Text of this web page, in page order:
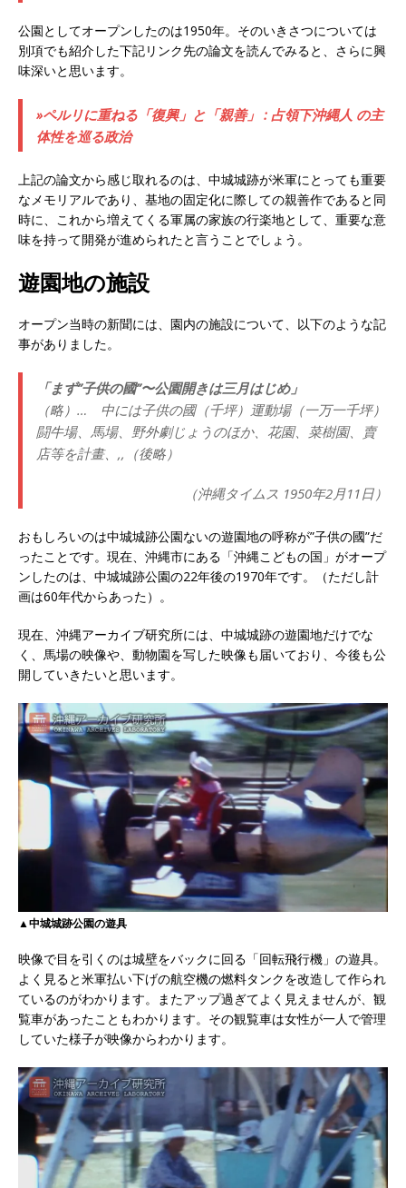
公園としてオープンしたのは1950年。そのいきさつについては
別項でも紹介した下記リンク先の論文を読んでみると、さらに興
味深いと思います。
»ペルリに重ねる「復興」と「親善」 : 占領下沖縄人 の主
体性を巡る政治
上記の論文から感じ取れるのは、中城城跡が米軍にとっても重要
なメモリアルであり、基地の固定化に際しての親善作であると同
時に、これから増えてくる軍属の家族の行楽地として、重要な意
味を持って開発が進められたと言うことでしょう。
遊園地の施設
オープン当時の新聞には、園内の施設について、以下のような記
事がありました。
「まず”子供の國”〜公園開きは三月はじめ」
（略）… 中には子供の國（千坪）運動場（一万一千坪）
闘牛場、馬場、野外劇じょうのほか、花園、菜樹園、賣
店等を計畫、,,（後略）
（沖縄タイムス 1950年2月11日）
おもしろいのは中城城跡公園ないの遊園地の呼称が”子供の國”だ
ったことです。現在、沖縄市にある「沖縄こどもの国」がオープ
ンしたのは、中城城跡公園の22年後の1970年です。（ただし計
画は60年代からあった）。
現在、沖縄アーカイブ研究所には、中城城跡の遊園地だけでな
く、馬場の映像や、動物園を写した映像も届いており、今後も公
開していきたいと思います。
▲中城城跡公園の遊具
映像で目を引くのは城壁をバックに回る「回転飛行機」の遊具。
よく見ると米軍払い下げの航空機の燃料タンクを改造して作られ
ているのがわかります。またアップ過ぎてよく見えませんが、観
覧車があったこともわかります。その観覧車は女性が一人で管理
していた様子が映像からわかります。